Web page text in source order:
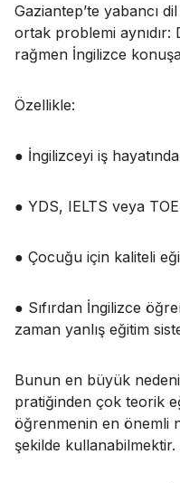
Gaziantep’te yabancı
ortak problemi aynıdır:
rağmen İngilizce
Özellikle:
● İngilizceyi iş
● YDS, IELTS veya
● Çocuğu için kaliteli
● Sıfırdan İngilizce
zaman yanlış eğitim
Bunun en büyük
pratiğinden çok teorik
öğrenmenin en önemli
şekilde kullanabilmektir.